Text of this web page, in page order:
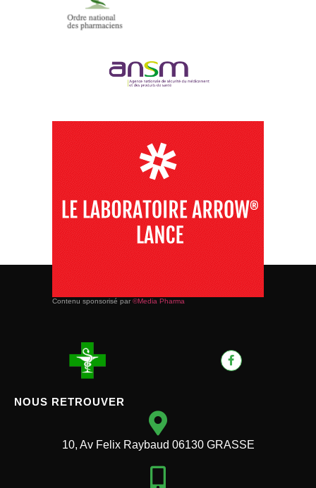
Contenu sponsorisé par ©Media Pharma
NOUS RETROUVER
10, Av Felix Raybaud 06130 GRASSE